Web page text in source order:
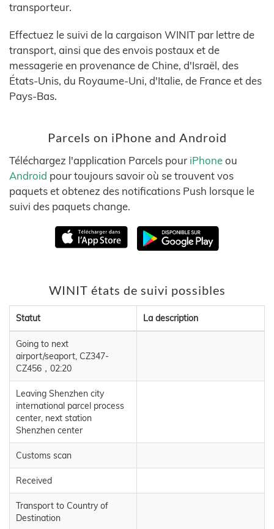
transporteur.
Effectuez le suivi de la cargaison WINIT par lettre de
transport, ainsi que des envois postaux et de
messagerie en provenance de Chine, d'Israël, des
États-Unis, du Royaume-Uni, d'Italie, de France et des
Pays-Bas.
Parcels on iPhone and Android
Téléchargez l'application Parcels pour iPhoneou
Android pour toujours savoir où se trouvent vos
paquets et obtenez des notifications Push lorsque le
suivi des paquets change.
WINIT états de suivi possibles
Statut La description
Going to next
airport/seaport, CZ347-
CZ456，02:20
Leaving Shenzhen city
international parcel process
center, next station
Shenzhen center
Customs scan
Received
Transport to Country of
Destination